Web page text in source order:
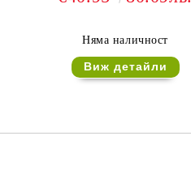
Няма наличност
Виж детайли